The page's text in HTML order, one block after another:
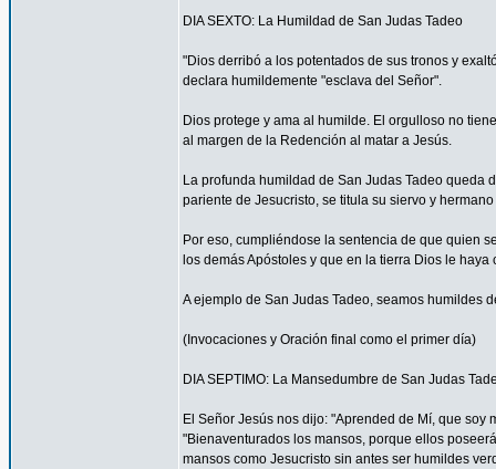
DIA SEXTO: La Humildad de San Judas Tadeo
"Dios derribó a los potentados de sus tronos y
declara humildemente "esclava del Señor".
Dios protege y ama al humilde. El orgulloso no
al margen de la Redención al matar a Jesús.
La profunda humildad de San Judas Tadeo queda
pariente de Jesucristo, se titula su siervo y
Por eso, cumpliéndose la sentencia de que quien
los demás Apóstoles y que en la tierra Dios le
A ejemplo de San Judas Tadeo, seamos humildes
(Invocaciones y Oración final como el primer día)
DIA SEPTIMO: La Mansedumbre de San Judas
El Señor Jesús nos dijo: "Aprended de Mí, que
"Bienaventurados los mansos, porque ellos
mansos como Jesucristo sin antes ser humildes